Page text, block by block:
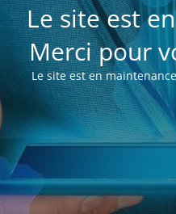
Le site est
Merci pour
Le site est en